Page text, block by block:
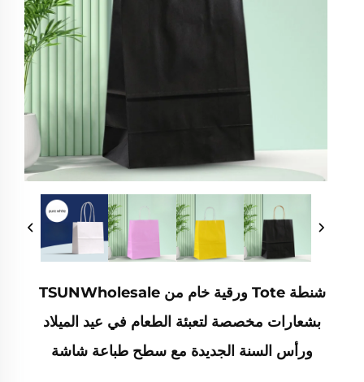
شنطة Tote ورقية خام من TSUNWholesale
بشعارات مخصصة لتعبئة الطعام في عيد الميلاد
ورأس السنة الجديدة مع سطح طباعة شاشة